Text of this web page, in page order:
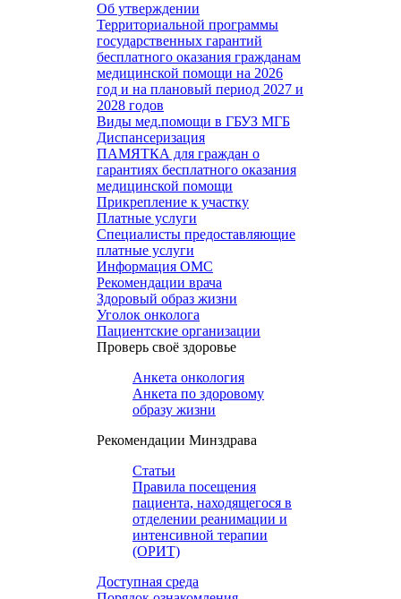
Об утверждении
Территориальной программы
государственных гарантий
бесплатного оказания гражданам
медицинской помощи на 2026
год и на плановый период 2027 и
2028 годов
Виды мед.помощи в ГБУЗ МГБ
Диспансеризация
ПАМЯТКА для граждан о
гарантиях бесплатного оказания
медицинской помощи
Прикрепление к участку
Платные услуги
Специалисты предоставляющие
платные услуги
Информация ОМС
Рекомендации врача
Здоровый образ жизни
Уголок онколога
Пациентские организации
Проверь своё здоровье
Анкета онкология
Анкета по здоровому
образу жизни
Рекомендации Минздрава
Статьи
Правила посещения
пациента, находящегося в
отделении реанимации и
интенсивной терапии
(ОРИТ)
Доступная среда